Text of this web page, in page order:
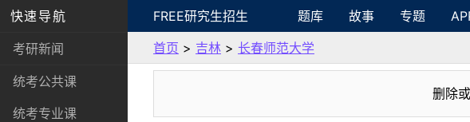
快速导航
考研新闻
统考公共课
统考专业课
FREE研究生招生 题库 故事 专题
首页 > 吉林 > 长春师范大学
删除